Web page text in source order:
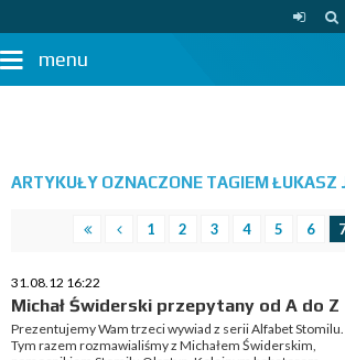
menu
ARTYKUŁY OZNACZONE TAGIEM ŁUKASZ
1 2 3 4 5 6
31.08.12 16:22
Michał Świderski przepytany od A do Z
Prezentujemy Wam trzeci wywiad z serii Alfabet Stomilu.
Tym razem rozmawialiśmy z Michałem Świderskim,